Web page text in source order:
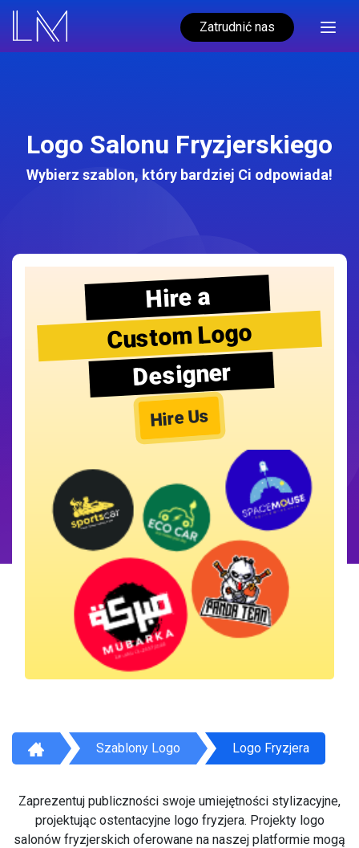
Zatrudnić nas
Logo Salonu Fryzjerskiego
Wybierz szablon, który bardziej Ci odpowiada!
Hire a
Custom Logo
Designer
Hire Us
Szablony Logo Logo Fryzjera
Zaprezentuj publiczności swoje umiejętności stylizacyjne,
projektując ostentacyjne logo fryzjera. Projekty logo
salonów fryzjerskich oferowane na naszej platformie mogą